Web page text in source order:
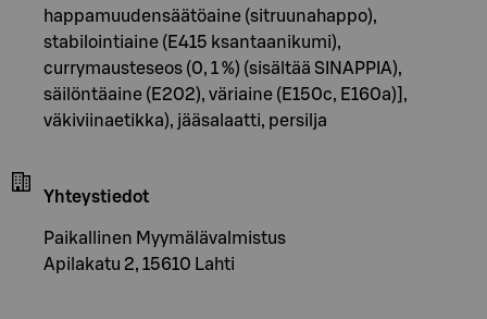
happamuudensäätöaine (sitruunahappo),
stabilointiaine (E415 ksantaanikumi),
currymausteseos (0, 1 %) (sisältää SINAPPIA),
säilöntäaine (E202), väriaine (E150c, E160a)],
väkiviinaetikka), jääsalaatti, persilja
Yhteystiedot
Paikallinen Myymälävalmistus
Apilakatu 2, 15610 Lahti